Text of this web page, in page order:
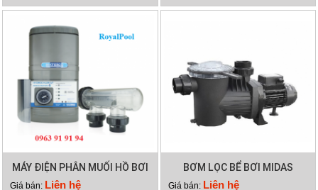
MÁY ĐIỆN PHÂN MUỐI HỒ BƠI
WATERCO HYDROCHLOR ST
Giá bán: Liên hệ
BƠM LỌC BỂ BƠI MIDAS
GAMMA 26
Giá bán: Liên hệ